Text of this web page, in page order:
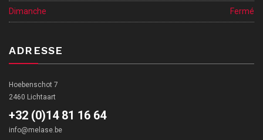
Lundi - Jeudi Par téléphone
Dimanche
ADRESSE
Hoebenschot 7